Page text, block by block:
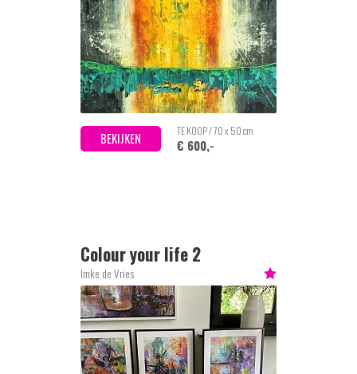
BEKIJKEN TE KOOP / 70 x 50 cm
€ 600,-
Colour your life 2
Imke de Vries